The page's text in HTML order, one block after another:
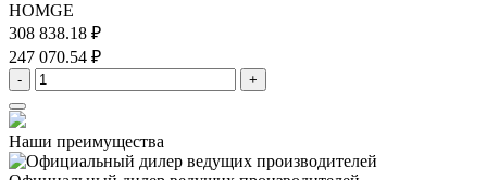
HOMGE
308 838.18 ₽
247 070.54 ₽
- +
Наши преимущества